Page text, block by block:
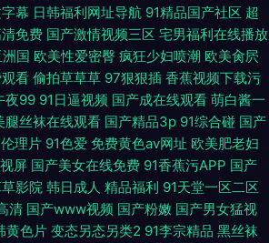
幕 日韩福利网址导航 91精品国产社区 超
免费 国产激情视频三区 宅男福利在线播放
国 欧美性爱密臀 疯狂少妇喷潮 欧美肏屄
看 偷拍草草草 97狠狠插 香蕉视频下载污
夜99 91日逼视频 国产成在线观看 萌白酱一
腿丝袜在线观看 国产精品3p 91综合碰 国产
理片 91色爱 免费黄色av网址 欧美肥老妇
屏 国产美女在线免费 91香蕉污APP 国产
影院 韩日成人 精品福利 91天堂一区二区
清 国产www视频 国产粉嫩 国产男女猛视
黄色片 变态另态另类2 91李宗精品 黑丝袜